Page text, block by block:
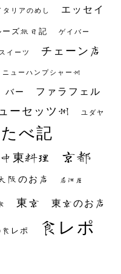
タリアのめし エッセイ
ーズ旅日記 ゲイバー
スイーツ チェーン店
ニューハンプシャー州
バー ファラフェル
ーセッツ州 ユダヤ
べ記
中東料理 京都
大阪のお店 居酒屋
東京 東京のお店
レポ 食レポ